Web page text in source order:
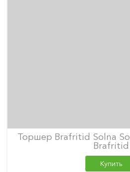
Торшер Brafritid Solna
Brafritid
Купить